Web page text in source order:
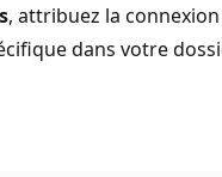
, attribuez la
dans votre